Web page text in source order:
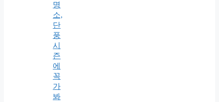
명
소,
단
풍
시
즌
에
꼭
가
봐